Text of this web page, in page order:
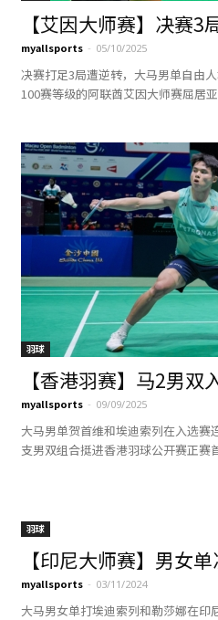
【艾因大师赛】决赛3
myallsports - 05/10/2025
决赛打足3局遭逆转，大马男单自由
100赛等级的阿联酋艾因大师赛屈居亚
羽球
【香港羽赛】马2男双
myallsports - 09/09/2025
大马男单贺首维和埃迪索列在入选赛
支男双组合挺进香港羽球公开赛正赛
羽球
【印尼大师赛】男女
myallsports - 03/11/2024
大马男女单打埃迪索列和勒莎娜在印